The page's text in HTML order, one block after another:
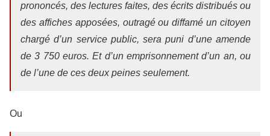
prononcés, des lectures faites, des écrits distribués ou
des affiches apposées, outragé ou diffamé un citoyen
chargé d’un service public, sera puni d’une amende
de 3 750 euros. Et d’un emprisonnement d’un an, ou
de l’une de ces deux peines seulement.
Ou